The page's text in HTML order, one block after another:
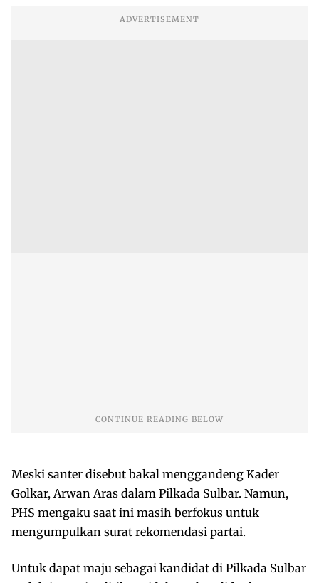
Meski santer disebut bakal menggandeng Kader
Golkar, Arwan Aras dalam Pilkada Sulbar. Namun,
PHS mengaku saat ini masih berfokus untuk
mengumpulkan surat rekomendasi partai.
Untuk dapat maju sebagai kandidat di Pilkada Sulbar